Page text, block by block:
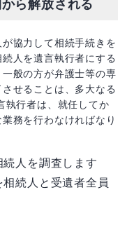
ら解放される
協力して相続手続きを
人を遺言執行者にする
般の方が弁護士等の専
せることは、多大なる
執行者は、就任してか
務を行わなければなり
人を調査します
続人と受遺者全員